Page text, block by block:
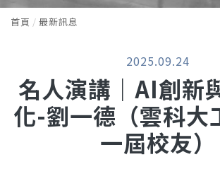
首頁 最新訊息
2025.09.24
名人演講｜AI創新
化-劉一德（雲科大
一屆校友）